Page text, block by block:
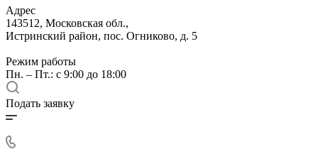
Адрес
143512, Московская обл.,
Истринский район, пос. Огниково, д. 5
Режим работы
Пн. – Пт.: с 9:00 до 18:00
Подать заявку